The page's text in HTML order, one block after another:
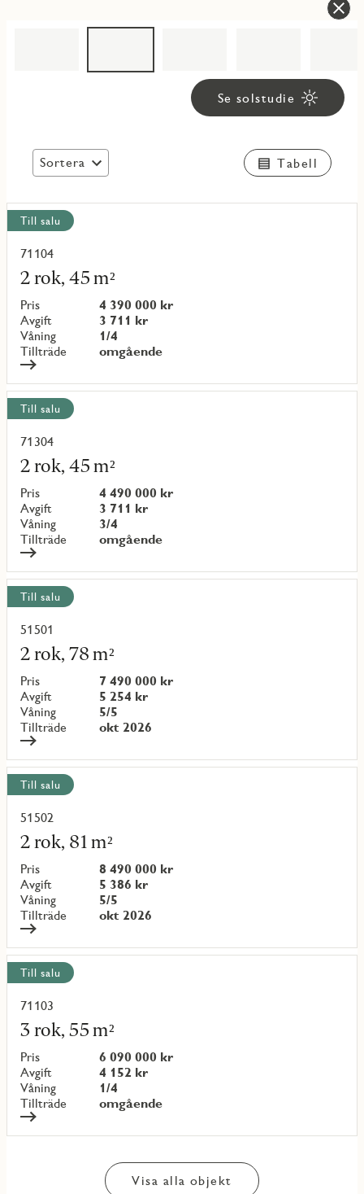
Se solstudie
Sortera Tabell
Visa
alla
objekt
Till salu
71104
2 rok, 45 m²
Pris
4 390 000 kr
Avgift
3 711 kr
Våning
1/4
Tillträde
omgående
Läs
mer
om
objekt
{objectNumber}
Till salu
71304
2 rok, 45 m²
Pris
4 490 000 kr
Avgift
3 711 kr
Våning
3/4
Tillträde
omgående
Läs
mer
om
objekt
{objectNumber}
Till salu
51501
2 rok, 78 m²
Pris
7 490 000 kr
Avgift
5 254 kr
Våning
5/5
Tillträde
okt 2026
Läs
mer
om
objekt
{objectNumber}
Till salu
51502
2 rok, 81 m²
Pris
8 490 000 kr
Avgift
5 386 kr
Våning
5/5
Tillträde
okt 2026
Läs
mer
om
objekt
{objectNumber}
Till salu
71103
3 rok, 55 m²
Pris
6 090 000 kr
Avgift
4 152 kr
Våning
1/4
Tillträde
omgående
Läs
mer
om
objekt
{objectNumber}
Visa alla objekt